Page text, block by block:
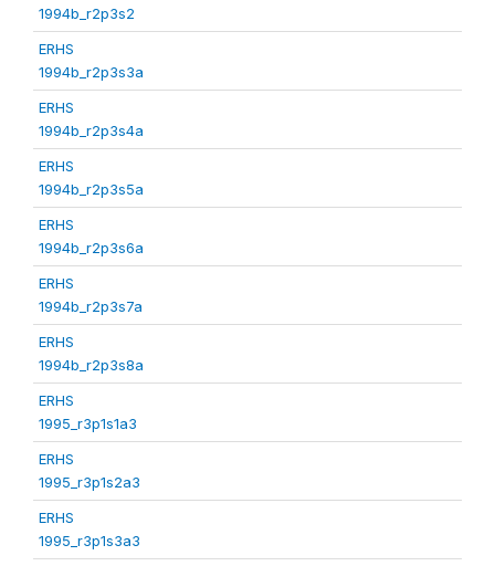
1994b_r2p3s2
ERHS
1994b_r2p3s3a
ERHS
1994b_r2p3s4a
ERHS
1994b_r2p3s5a
ERHS
1994b_r2p3s6a
ERHS
1994b_r2p3s7a
ERHS
1994b_r2p3s8a
ERHS
1995_r3p1s1a3
ERHS
1995_r3p1s2a3
ERHS
1995_r3p1s3a3